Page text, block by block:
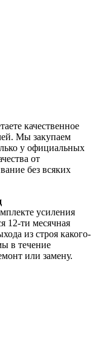
качественное
Мы закупаем
у официальных
от
без всяких
усиления
12-ти месячная
из строя какого-
в течение
или замену.